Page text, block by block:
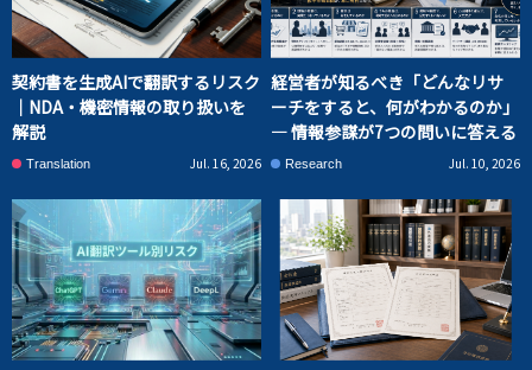
契約書を生成AIで翻訳するリスク
｜NDA・機密情報の取り扱いを
解説
Translation Jul. 16, 2026
経営者が知るべき「どんなリサ
ーチをすると、何がわかるのか」
― 情報参謀が7つの問いに答える
Research Jul. 10, 2026